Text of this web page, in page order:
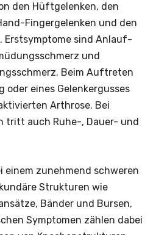
den Hüftgelenken, den
Fingergelenken und den
Erstsymptome sind Anlauf-
und
Beim Auftreten
oder eines Gelenkergusses
Arthrose. Bei
tritt auch Ruhe-, Dauer- und
einem zunehmend schweren
Strukturen wie
Bänder und Bursen,
Symptomen zählen dabei